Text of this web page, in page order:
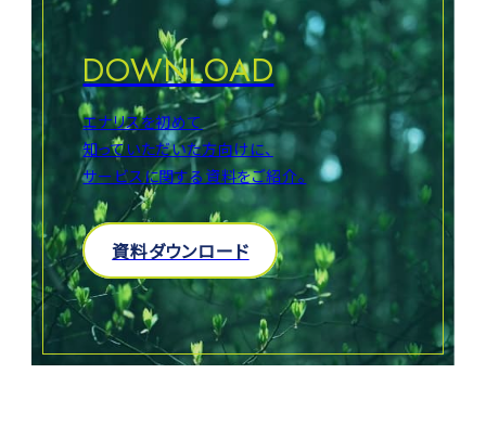
DOWNLOAD
エナリスを初めて
知っていただいた方向けに、
サービスに関する資料をご紹介。
資料ダウンロード